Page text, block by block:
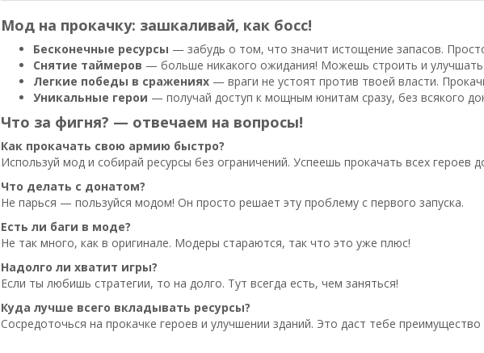
Мод на прокачку: зашкаливай, как босс!
Бесконечные ресурсы — забудь о том, что значит истощение запасов.
Снятие таймеров — больше никакого ожидания! Можешь строить и
Легкие победы в сражениях — враги не устоят против твоей власти.
Уникальные герои — получай доступ к мощным юнитам сразу, без всякого
Что за фигня? — отвечаем на вопросы!
Как прокачать свою армию быстро?
Используй мод и собирай ресурсы без ограничений. Успеешь прокачать всех героев
Что делать с донатом?
Не парься — пользуйся модом! Он просто решает эту проблему с первого запуска.
Есть ли баги в моде?
Не так много, как в оригинале. Модеры стараются, так что это уже плюс!
Надолго ли хватит игры?
Если ты любишь стратегии, то на долго. Тут всегда есть, чем заняться!
Куда лучше всего вкладывать ресурсы?
Сосредоточься на прокачке героев и улучшении зданий. Это даст тебе преимущество